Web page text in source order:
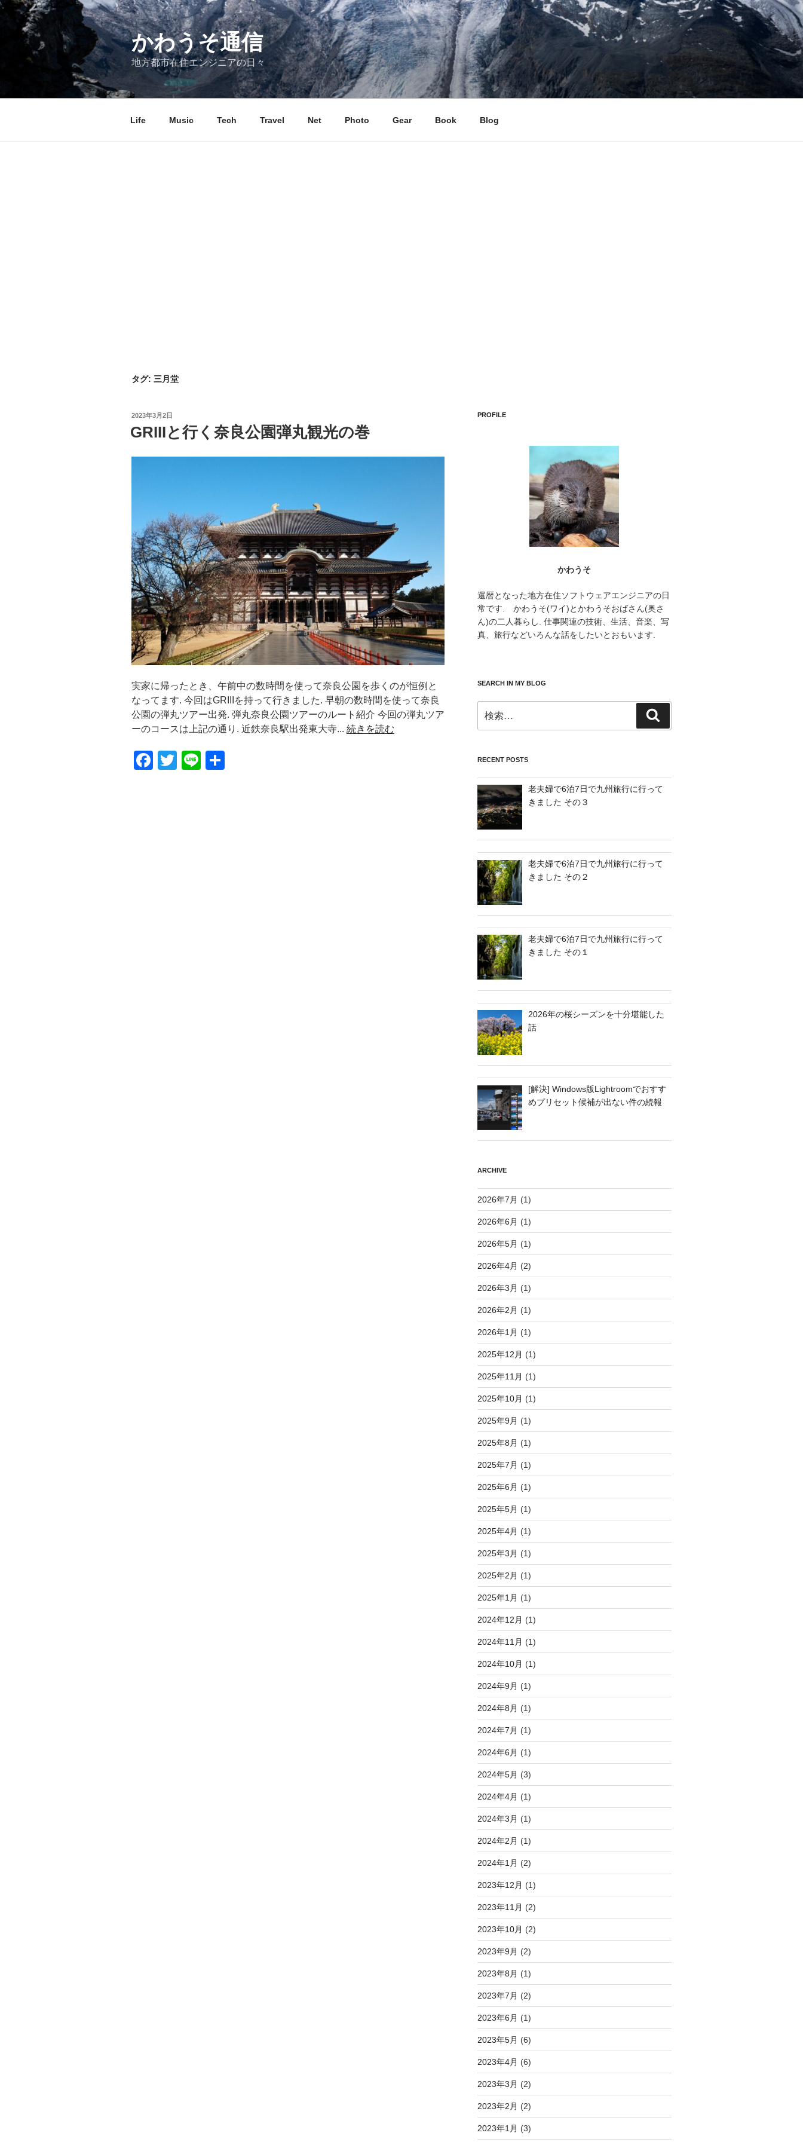
コ
かわうそ通信
地方都市在住エンジニアの日々
Life Music Tech Travel Net Photo Gear Book Blog
タグ: 三月堂
投
日:
2023年3月2日
GRIIIと行く奈良公園弾丸観光の巻
実家に帰ったとき、午前中の数時間を使って奈良公園を歩くのが恒例と
なってます. 今回はGRIIIを持って行きました. 早朝の数時間を使って奈良
公園の弾丸ツアー出発. 弾丸奈良公園ツアーのルート紹介 今回の弾丸ツア
ーのコースは上記の通り. 近鉄奈良駅出発東大寺... 続きを読む
F
T
Li
PROFILE
かわうそ
還暦となった地方在住ソフトウェアエンジニアの日
常です. かわうそ(ワイ)とかわうそおばさん(奥さ
ん)の二人暮らし. 仕事関連の技術、生活、音楽、写
真、旅行などいろんな話をしたいとおもいます.
SEARCH IN MY BLOG
索:
索
RECENT POSTS
老夫婦で6泊7日で九州旅行に行って
きました その３
老夫婦で6泊7日で九州旅行に行って
きました その２
老夫婦で6泊7日で九州旅行に行って
きました その１
2026年の桜シーズンを十分堪能した
話
[解決] Windows版Lightroomでおすす
めプリセット候補が出ない件の続報
ARCHIVE
2026年7月 (1)
2026年6月 (1)
2026年5月 (1)
2026年4月 (2)
2026年3月 (1)
2026年2月 (1)
2026年1月 (1)
2025年12月 (1)
2025年11月 (1)
2025年10月 (1)
2025年9月 (1)
2025年8月 (1)
2025年7月 (1)
2025年6月 (1)
2025年5月 (1)
2025年4月 (1)
2025年3月 (1)
2025年2月 (1)
2025年1月 (1)
2024年12月 (1)
2024年11月 (1)
2024年10月 (1)
2024年9月 (1)
2024年8月 (1)
2024年7月 (1)
2024年6月 (1)
2024年5月 (3)
2024年4月 (1)
2024年3月 (1)
2024年2月 (1)
2024年1月 (2)
2023年12月 (1)
2023年11月 (2)
2023年10月 (2)
2023年9月 (2)
2023年8月 (1)
2023年7月 (2)
2023年6月 (1)
2023年5月 (6)
2023年4月 (6)
2023年3月 (2)
2023年2月 (2)
2023年1月 (3)